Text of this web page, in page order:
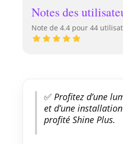
Notes des
Note de 4.4 pour 44
✅Profitez d’une
et d’une
profité Shine Plus.